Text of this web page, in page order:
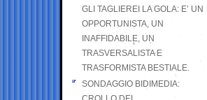
GLI TAGLIEREI LA GOLA: E’ UN
OPPORTUNISTA, UN
INAFFIDABILE, UN
TRASVERSALISTA E
TRASFORMISTA BESTIALE.
SONDAGGIO BIDIMEDIA: